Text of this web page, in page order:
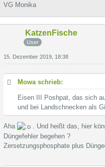
VG Monika
KatzenFische
User
15. Dezember 2019, 18:38
Mowa schrieb:
Eisen III Poshpat, das sich
und bei Landschnecken als
Aha
. Und heißt das, hier
Düngefehler begehen ?
Zersetzungsphosphate plus